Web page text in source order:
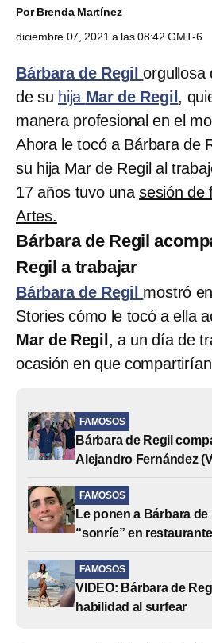
PorBrenda Martínez
diciembre 07, 2021 a las 08:42 GMT-6
Bárbara de Regilorgullosa
de su hija Mar de Regil ,
manera profesional en el
Ahora le tocó a Bárbara de
su hija Mar de Regil al
17 años tuvo unasesión de
Artes.
Bárbara de Regil
Regil a trabajar
Bárbara de Regil mostró
Stories cómo le tocó a ella
Mar de Regil , a un día de
ocasión en que
FAMOSOS
Bárbara de Regil
Alejandro Fernández
FAMOSOS
Le ponen a Bárbara
“sonríe” en restaurante
FAMOSOS
VIDEO: Bárbara de
habilidad al surfear